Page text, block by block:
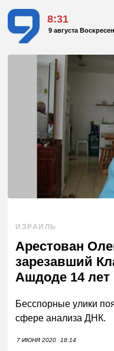
8:31
9 августа
ИЗРАИЛЬ
Арестован
зарезавший
Ашдоде 14 лет
Бесспорные улики
сфере анализа ДНК.
7 ИЮНЯ 2020 18:14